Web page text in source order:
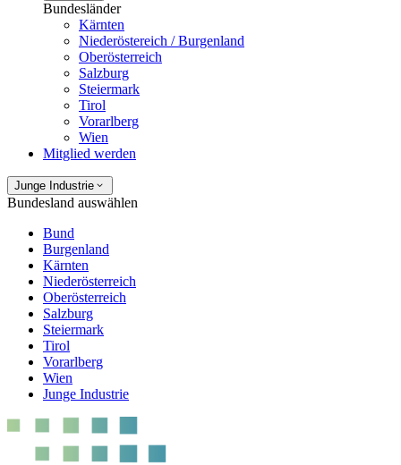
Bundesländer
Kärnten
Niederöstereich / Burgenland
Oberösterreich
Salzburg
Steiermark
Tirol
Vorarlberg
Wien
Mitglied werden
Junge Industrie
Bundesland auswählen
Bund
Burgenland
Kärnten
Niederösterreich
Oberösterreich
Salzburg
Steiermark
Tirol
Vorarlberg
Wien
Junge Industrie